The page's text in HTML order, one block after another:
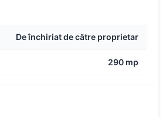
De închiriat de către proprietar
290 mp